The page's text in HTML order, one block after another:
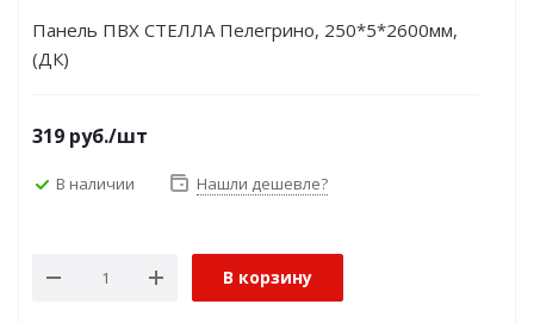
Панель ПВХ СТЕЛЛА Пелегрино, 250*5*2600мм,
(ДК)
319 руб./шт
В наличии Нашли дешевле?
В корзину